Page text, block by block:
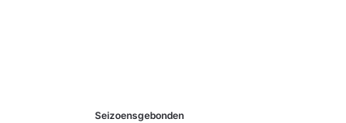
Seizoensgebonden